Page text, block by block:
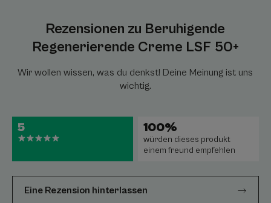
Rezensionen zu Beruhigende
Regenerierende Creme LSF 50+
Wir wollen wissen, was du denkst! Deine Meinung ist uns
wichtig.
5 100%
würden dieses produkt
einem freund empfehlen
Eine Rezension hinterlassen